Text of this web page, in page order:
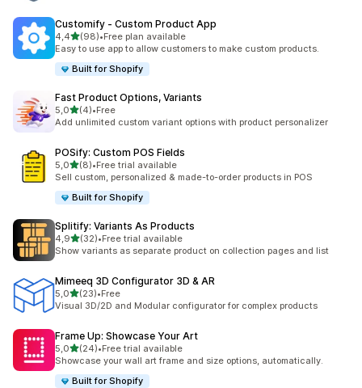
Customify ‑ Custom Product App
4,4de 5 estrelas
(98)
98 total de avaliações
•Free plan available
Easy to use app to allow customers to make custom products.
Built for Shopify
Fast Product Options, Variants
5,0de 5 estrelas
(4)
4 total de avaliações
•Free
Add unlimited custom variant options with product personalizer
POSify: Custom POS Fields
5,0de 5 estrelas
(8)
8 total de avaliações
•Free trial available
Sell custom, personalized & made-to-order products in POS
Built for Shopify
Splitify: Variants As Products
4,9de 5 estrelas
(32)
32 total de avaliações
•Free trial available
Show variants as separate product on collection pages and list
Mimeeq 3D Configurator 3D & AR
5,0de 5 estrelas
(23)
23 total de avaliações
•Free
Visual 3D/2D and Modular configurator for complex products
Frame Up: Showcase Your Art
5,0de 5 estrelas
(24)
24 total de avaliações
•Free trial available
Showcase your wall art frame and size options, automatically.
Built for Shopify